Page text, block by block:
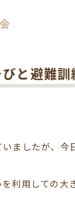
と避難訓
ましたが、今
利用しての大